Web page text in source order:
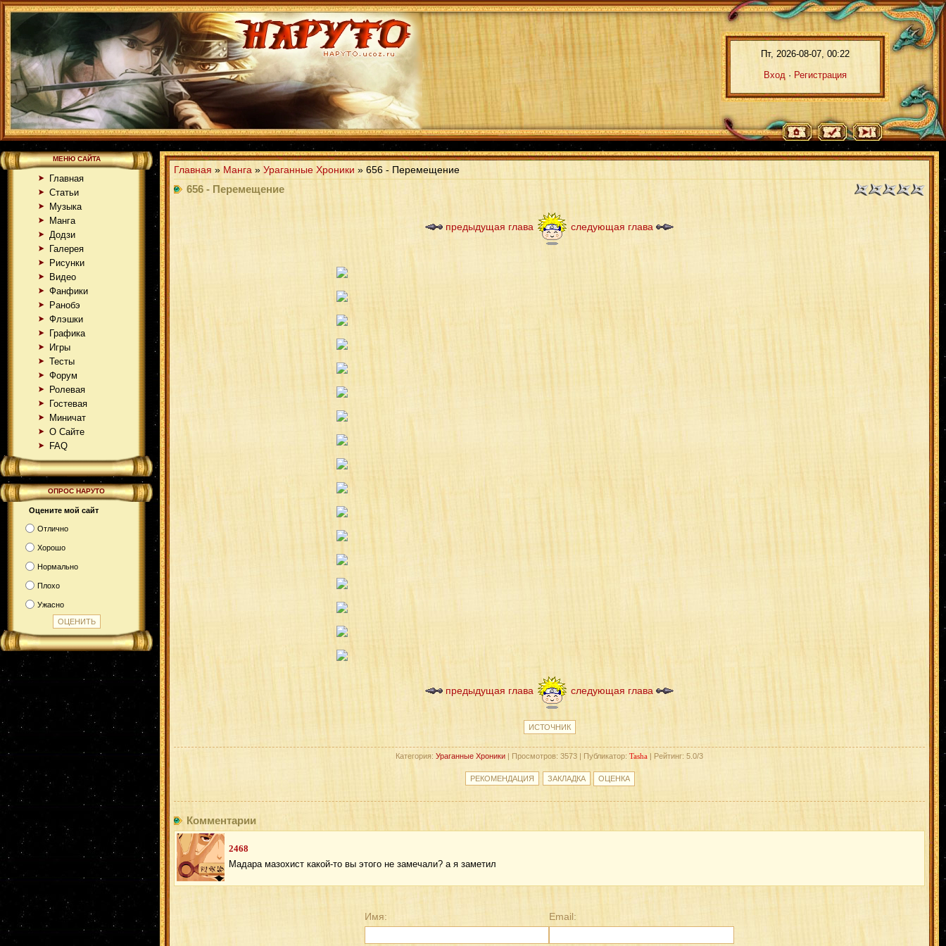
Пт, 2026-08-07, 00:22
Вход · Регистрация
МЕНЮ САЙТА
Главная
Статьи
Музыка
Манга
Додзи
Галерея
Рисунки
Видео
Фанфики
Ранобэ
Флэшки
Графика
Игры
Тесты
Форум
Ролевая
Гостевая
Миничат
О Сайте
FAQ
ОПРОС НАРУТО
Оцените мой сайт
Отлично
Хорошо
Нормально
Плохо
Ужасно
Главная » Манга » Ураганные Хроники » 656 - Перемещение
656 - Перемещение
предыдущая глава следующая глава
предыдущая глава следующая глава
ИСТОЧНИК
Категория: Ураганные Хроники | Просмотров: 3573 | Публикатор: Tasha | Рейтинг: 5.0/3
Комментарии
2468
Мадара мазохист какой-то вы этого не замечали? а я заметил
Имя: Email: